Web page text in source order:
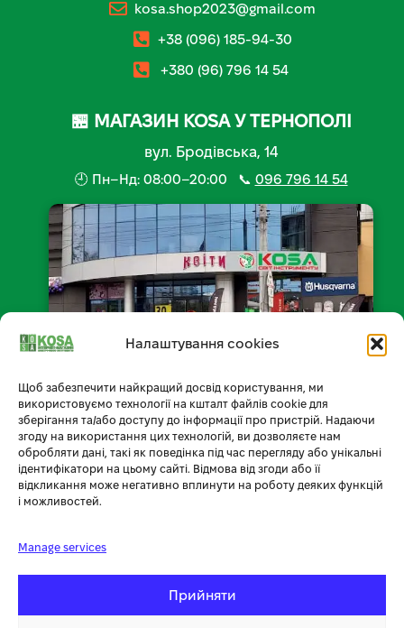
Налаштування cookies
Щоб забезпечити найкращий досвід користування, ми
використовуємо технології на кшталт файлів cookie для
зберігання та/або доступу до інформації про пристрій. Надаючи
згоду на використання цих технологій, ви дозволяєте нам
обробляти дані, такі як поведінка під час перегляду або унікальні
ідентифікатори на цьому сайті. Відмова від згоди або її
відкликання може негативно вплинути на роботу деяких функцій
і можливостей.
Manage services
Прийняти
kosa.shop2023@gmail.com
+38 (096) 185-94-30
+380 (96) 796 14 54
🏪 МАГАЗИН KOSA У ТЕРНОПОЛІ
вул. Бродівська, 14
🕘 Пн–Нд: 08:00–20:00 📞 096 796 14 54
📍 Відкрити на мапі
Умови доставки
Повернення товару